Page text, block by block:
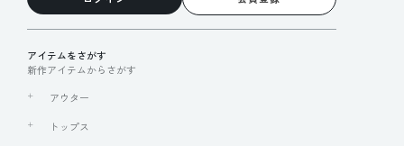
アイテムをさがす
新作アイテムからさがす
アウター
トップス